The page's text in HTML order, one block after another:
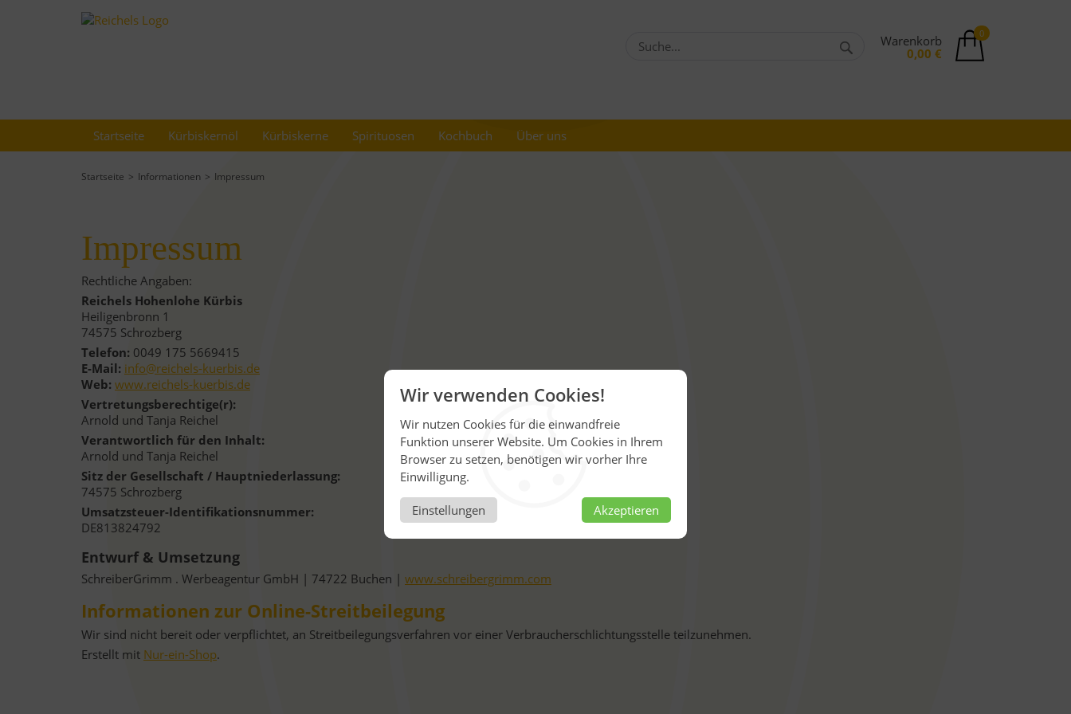
Wir verwenden Cookies!
Wir nutzen Cookies für die einwandfreie
Funktion unserer Website. Um Cookies in Ihrem
Browser zu setzen, benötigen wir vorher Ihre
Einwilligung.
Einstellungen Akzeptieren
0
Warenkorb
0,00 €
Startseite Kürbiskernöl Kürbiskerne Spirituosen Kochbuch Über uns
Startseite Informationen Impressum
Impressum
Rechtliche Angaben:
Reichels Hohenlohe Kürbis
Heiligenbronn 1
74575 Schrozberg
Telefon: 0049 175 5669415
E-Mail: info@reichels-kuerbis.de
Web: www.reichels-kuerbis.de
Vertretungsberechtige(r):
Arnold und Tanja Reichel
Verantwortlich für den Inhalt:
Arnold und Tanja Reichel
Sitz der Gesellschaft / Hauptniederlassung:
74575 Schrozberg
Umsatzsteuer-Identifikationsnummer:
DE813824792
Entwurf & Umsetzung
SchreiberGrimm . Werbeagentur GmbH | 74722 Buchen | www.schreibergrimm.com
Informationen zur Online-Streitbeilegung
Wir sind nicht bereit oder verpflichtet, an Streitbeilegungsverfahren vor einer Verbraucherschlichtungsstelle teilzunehmen.
Erstellt mit Nur-ein-Shop.